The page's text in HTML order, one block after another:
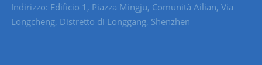
Indirizzo: Edificio 1, Piazza Mingju, Comunità Ailian, Via
Longcheng, Distretto di Longgang, Shenzhen